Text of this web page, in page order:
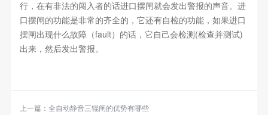
行，在有非法的闯入者的话进口摆闸就会发出警报的声音。进
口摆闸的功能是非常的齐全的，它还有自检的功能，如果进口
摆闸出现什么故障（fault）的话，它自己会检测(检查并测试)
出来，然后发出警报。
上一篇： 全自动静音三辊闸的优势有哪些